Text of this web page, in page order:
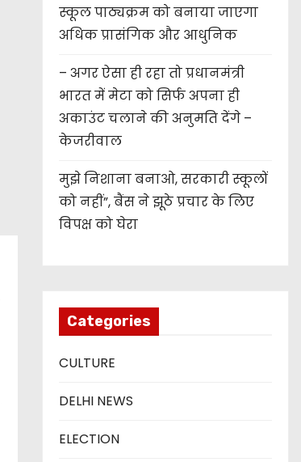
स्कूल पाठ्यक्रम को बनाया जाएगा
अधिक प्रासंगिक और आधुनिक
– अगर ऐसा ही रहा तो प्रधानमंत्री
भारत में मेटा को सिर्फ अपना ही
अकाउंट चलाने की अनुमति देंगे –
केजरीवाल
मुझे निशाना बनाओ, सरकारी स्कूलों
को नहीं”, बैंस ने झूठे प्रचार के लिए
विपक्ष को घेरा
Categories
CULTURE
DELHI NEWS
ELECTION